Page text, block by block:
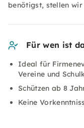
benötigst, stellen
Für wen ist
Ideal für
Vereine und
Schützen ab 8
Keine